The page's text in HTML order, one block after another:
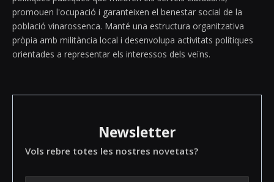
promouen l'ocupació i garanteixen el benestar social de la
població vinarossenca. Manté una estructura organitzativa
pròpia amb militància local i desenvolupa activitats polítiques
orientades a representar els interessos dels veïns.
Newsletter
Vols rebre totes les nostres novetats?